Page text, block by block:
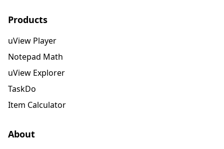
Products
uView Player
Notepad Math
uView Explorer
TaskDo
Item Calculator
About